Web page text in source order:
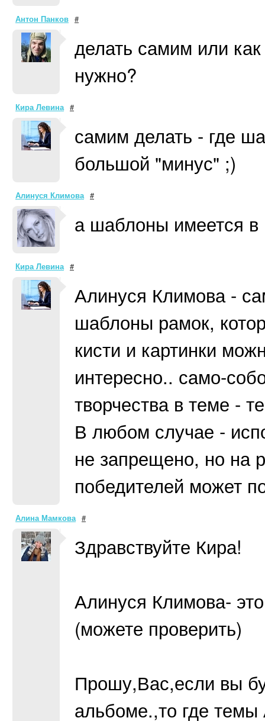
Антон Панков #
делать самим или
нужно?
Кира Левина #
самим делать - где
большой "минус" ;)
Алинуся Климова #
а шаблоны имеется в
Кира Левина #
Алинуся Климова -
шаблоны рамок,
кисти и картинки
интересно.. само-
творчества в теме -
В любом случае -
не запрещено, но на
победителей может
Алина Мамкова #
Здравствуйте Кира!
Алинуся Климова-
(можете проверить)
Прошу,Вас,если вы
альбоме.,то где